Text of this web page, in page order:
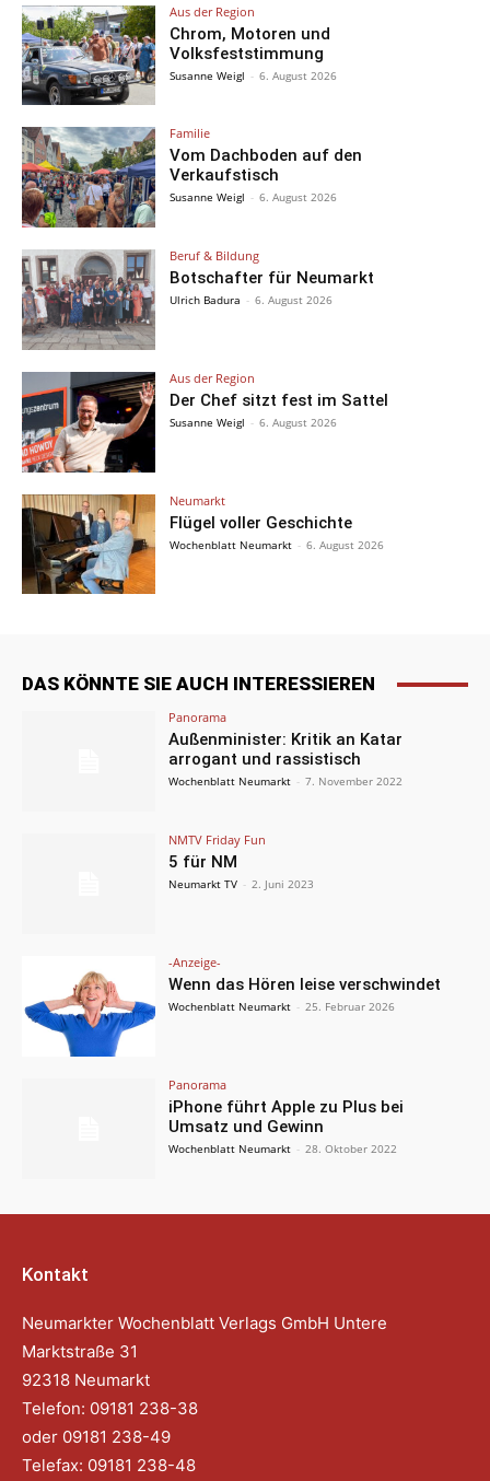
Aus der Region
Chrom, Motoren und
Volksfeststimmung
Susanne Weigl - 6. August 2026
Familie
Vom Dachboden auf den
Verkaufstisch
Susanne Weigl - 6. August 2026
Beruf & Bildung
Botschafter für Neumarkt
Ulrich Badura - 6. August 2026
Aus der Region
Der Chef sitzt fest im Sattel
Susanne Weigl - 6. August 2026
Neumarkt
Flügel voller Geschichte
Wochenblatt Neumarkt - 6. August 2026
DAS KÖNNTE SIE AUCH INTERESSIEREN
Panorama
Außenminister: Kritik an Katar
arrogant und rassistisch
Wochenblatt Neumarkt - 7. November 2022
NMTV Friday Fun
5 für NM
Neumarkt TV - 2. Juni 2023
-Anzeige-
Wenn das Hören leise verschwindet
Wochenblatt Neumarkt - 25. Februar 2026
Panorama
iPhone führt Apple zu Plus bei
Umsatz und Gewinn
Wochenblatt Neumarkt - 28. Oktober 2022
Kontakt
Neumarkter Wochenblatt Verlags GmbH Untere
Marktstraße 31
92318 Neumarkt
Telefon: 09181 238-38
oder 09181 238-49
Telefax: 09181 238-48